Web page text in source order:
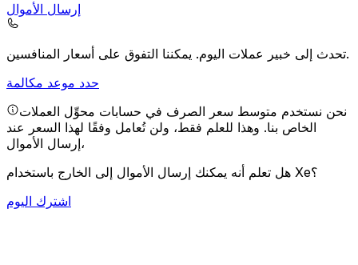
إرسال الأموال
تحدث إلى خبير عملات اليوم.يمكننا التفوق على أسعار المنافسين.
حدد موعد مكالمة
نحن نستخدم متوسط سعر الصرف في حسابات محوِّل العملات
الخاص بنا. وهذا للعلم فقط، ولن تُعامل وفقًا لهذا السعر عند
إرسال الأموال،
هل تعلم أنه يمكنك إرسال الأموال إلى الخارج باستخدام Xe؟
اشترك اليوم